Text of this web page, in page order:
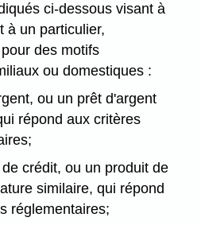
ci-dessous visant à
à un particulier,
des motifs
ou domestiques :
ou un prêt d'argent
répond aux critères
crédit, ou un produit de
similaire, qui répond
réglementaires;